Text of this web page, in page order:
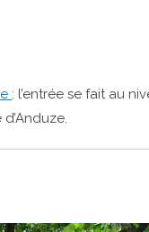
: l’entrée se fait au